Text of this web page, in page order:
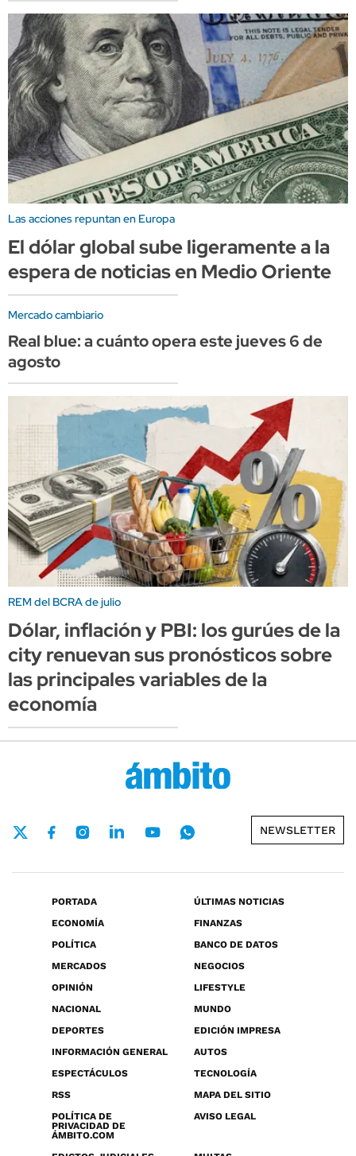
Las acciones repuntan en Europa
El dólar global sube ligeramente a la
espera de noticias en Medio Oriente
Mercado cambiario
Real blue: a cuánto opera este jueves 6 de
agosto
REM del BCRA de julio
Dólar, inflación y PBI: los gurúes de la
city renuevan sus pronósticos sobre
las principales variables de la
economía
NEWSLETTER
PORTADA
ÚLTIMAS NOTICIAS
ECONOMÍA
FINANZAS
POLÍTICA
BANCO DE DATOS
MERCADOS
NEGOCIOS
OPINIÓN
LIFESTYLE
NACIONAL
MUNDO
DEPORTES
EDICIÓN IMPRESA
INFORMACIÓN GENERAL
AUTOS
ESPECTÁCULOS
TECNOLOGÍA
RSS
MAPA DEL SITIO
POLÍTICA DE
PRIVACIDAD DE
ÁMBITO.COM
AVISO LEGAL